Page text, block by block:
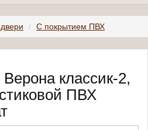
С покрытием ПВХ
классик-2,
ПВХ